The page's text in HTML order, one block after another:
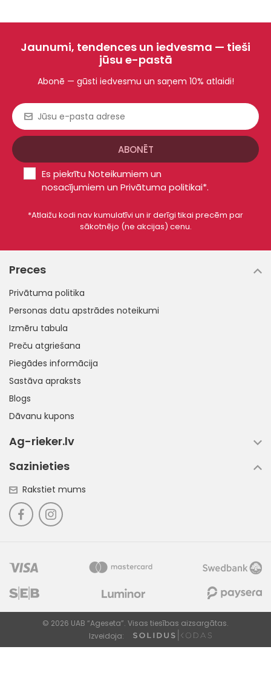
Jaunumi, tendences un iedvesma — tieši
jūsu e-pastā
Abonē — gūsti iedvesmu un saņem 10% atlaidi!
Es piekrītu Noteikumiem un
nosacījumiem un Privātuma politikai*.
*Atlaižu kodi nav kumulatīvi un ir derīgi tikai precēm par
sākotnējo (ne akcijas) cenu.
Preces
Privātuma politika
Personas datu apstrādes noteikumi
Izmēru tabula
Preču atgriešana
Piegādes informācija
Sastāva apraksts
Blogs
Dāvanu kupons
Ag-rieker.lv
Sazinieties
Rakstiet mums
© 2026 UAB “Ageseta”. Visas tiesības aizsargātas.
Izveidoja: